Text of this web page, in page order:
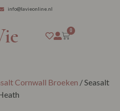
info@lavieonline.nl
0
Cornwall Broeken / Seasalt